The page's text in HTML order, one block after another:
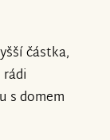
částka,
s domem